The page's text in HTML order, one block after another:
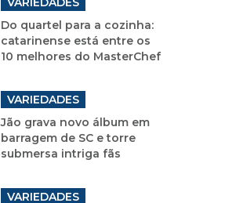
Do quartel para a cozinha:
catarinense está entre os
10 melhores do MasterChef
VARIEDADES
Jão grava novo álbum em
barragem de SC e torre
submersa intriga fãs
VARIEDADES